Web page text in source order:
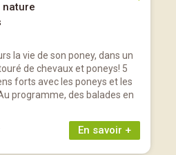
nature
la vie de son poney, dans un
de chevaux et poneys! 5
forts avec les poneys et les
programme, des balades en
En savoir +